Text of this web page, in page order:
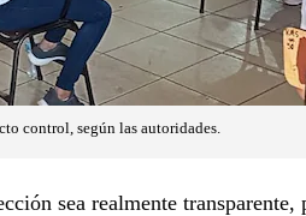
control, según las autoridades.
sea realmente transparente,